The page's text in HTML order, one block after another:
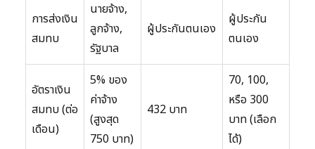
การส่งเงิน
สมทบ
นายจ้าง,
ลูกจ้าง,
รัฐบาล
ผู้ประกันตนเอง
ผู้ประกัน
ตนเอง
อัตราเงิน
สมทบ (ต่อ
เดือน)
5% ของ
ค่าจ้าง
(สูงสุด
750 บาท)
432 บาท
70, 100,
หรือ 300
บาท (เลือก
ได้)